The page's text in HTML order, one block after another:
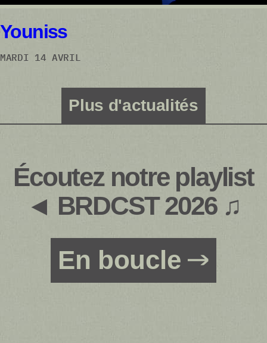
Youniss
MARDI 14 AVRIL
Plus d'actualités
Écoutez notre playlist
◄ BRDCST 2026 ♫
En boucle